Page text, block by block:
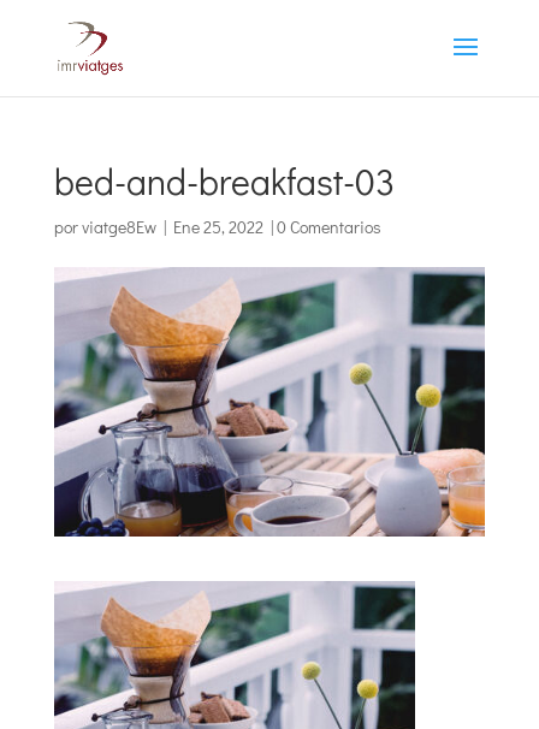
bed-and-breakfast-03
porviatge8Ew| Ene 25, 2022|0 Comentarios